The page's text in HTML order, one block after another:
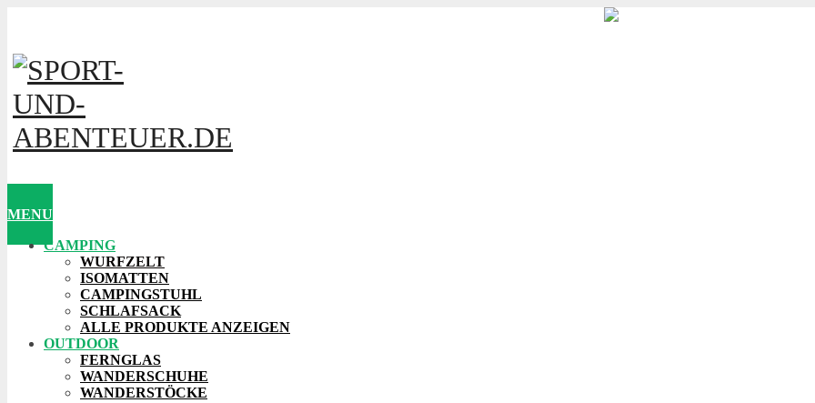
MENU
CAMPING
WURFZELT
ISOMATTEN
CAMPINGSTUHL
SCHLAFSACK
ALLE PRODUKTE ANZEIGEN
OUTDOOR
FERNGLAS
WANDERSCHUHE
WANDERSTÖCKE